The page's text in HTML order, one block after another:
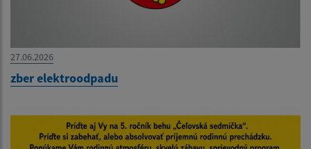
27.06.2026
zber elektroodpadu